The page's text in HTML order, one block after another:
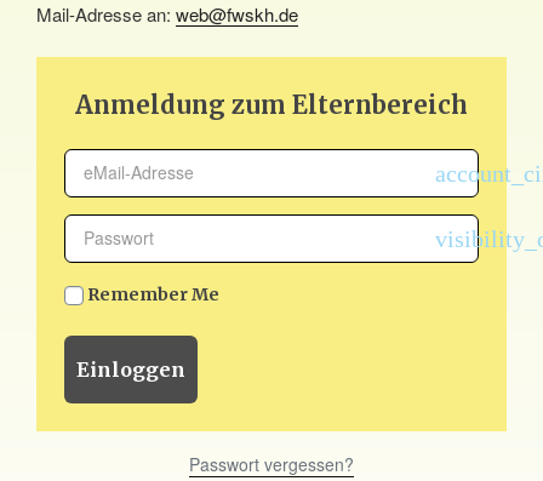
Mail-Adresse an: web@fwskh.de
Anmeldung zum Elternbereich
Remember Me
Passwort vergessen?